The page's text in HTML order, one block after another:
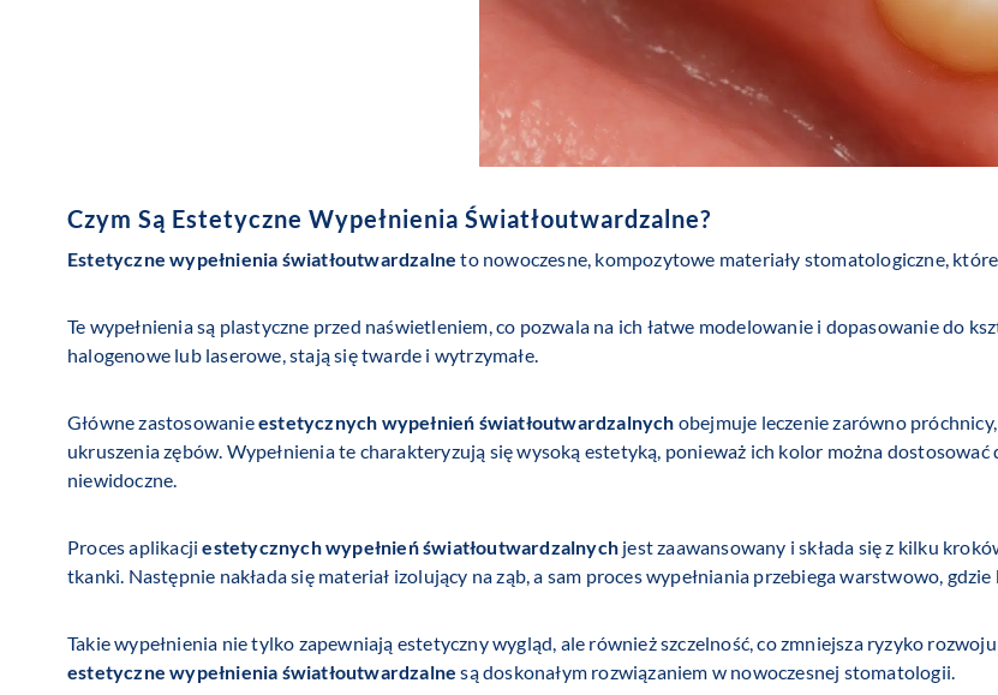
Czym Są Estetyczne Wypełnienia Światłoutwardzalne?
Estetyczne wypełnienia światłoutwardzalne to nowoczesne, kompozytowe materiały stomatologiczne,
Te wypełnienia są plastyczne przed naświetleniem, co pozwala na ich łatwe modelowanie i dopasowanie do
halogenowe lub laserowe, stają się twarde i wytrzymałe.
Główne zastosowanieestetycznych wypełnień światłoutwardzalnych obejmuje leczenie zarówno
ukruszenia zębów. Wypełnienia te charakteryzują się wysoką estetyką, ponieważ ich kolor można
niewidoczne.
Proces aplikacjiestetycznych wypełnień światłoutwardzalnych jest zaawansowany i składa się z kilku
tkanki. Następnie nakłada się materiał izolujący na ząb, a sam proces wypełniania przebiega warstwowo,
Takie wypełnienia nie tylko zapewniają estetyczny wygląd, ale również szczelność, co zmniejsza ryzyko
estetyczne wypełnienia światłoutwardzalne są doskonałym rozwiązaniem w nowoczesnej stomatologii.